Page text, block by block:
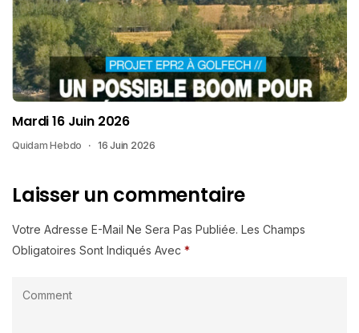
Mardi 16 Juin 2026
Quidam Hebdo 16 Juin 2026
Laisser un commentaire
Votre Adresse E-Mail Ne Sera Pas Publiée. Les Champs
Obligatoires Sont Indiqués Avec *